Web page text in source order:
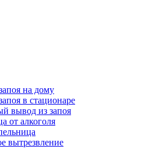
на дому
в стационаре
вывод из запоя
от алкоголя
вытрезвление